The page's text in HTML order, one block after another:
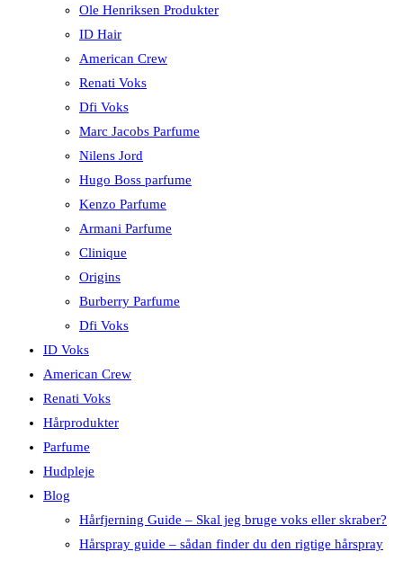
Ole Henriksen Produkter
ID Hair
American Crew
Renati Voks
Dfi Voks
Marc Jacobs Parfume
Nilens Jord
Hugo Boss parfume
Kenzo Parfume
Armani Parfume
Clinique
Origins
Burberry Parfume
Dfi Voks
ID Voks
American Crew
Renati Voks
Hårprodukter
Parfume
Hudpleje
Blog
Hårfjerning Guide – Skal jeg bruge voks eller skraber?
Hårspray guide – sådan finder du den rigtige hårspray